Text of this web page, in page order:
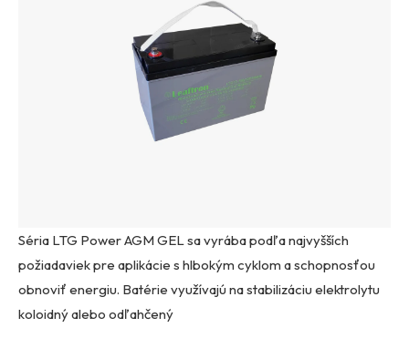
Séria LTG Power AGM GEL sa vyrába podľa najvyšších
požiadaviek pre aplikácie s hlbokým cyklom a schopnosťou
obnoviť energiu. Batérie využívajú na stabilizáciu elektrolytu
koloidný alebo odľahčený